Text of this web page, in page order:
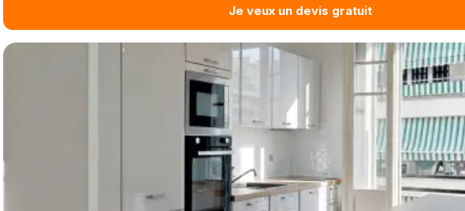
Je veux un devis gratuit